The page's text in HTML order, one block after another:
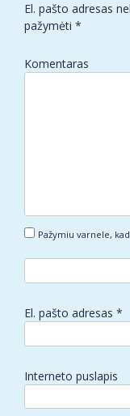
El. pašto adresas
pažymėti *
Komentaras
Pažymiu varnele,
El. pašto adresas *
Interneto puslapis